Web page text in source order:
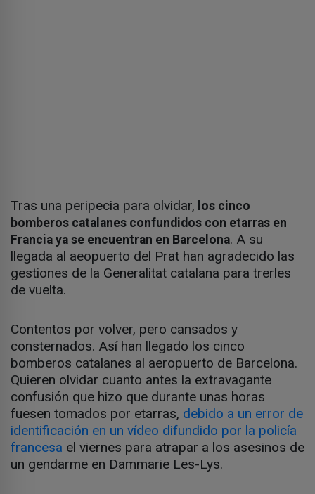
Tras una peripecia para olvidar, los cinco
bomberos catalanes confundidos con etarras en
Francia ya se encuentran en Barcelona. A su
llegada al aeopuerto del Prat han agradecido las
gestiones de la Generalitat catalana para trerles
de vuelta.
Contentos por volver, pero cansados y
consternados. Así han llegado los cinco
bomberos catalanes al aeropuerto de Barcelona.
Quieren olvidar cuanto antes la extravagante
confusión que hizo que durante unas horas
fuesen tomados por etarras, debido a un error de
identificación en un vídeo difundido por la policía
francesa el viernes para atrapar a los asesinos de
un gendarme en Dammarie Les-Lys.